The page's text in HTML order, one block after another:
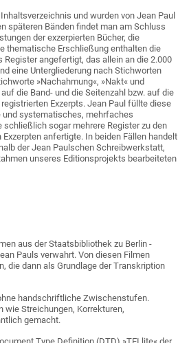
und wurden von Jean Paul
späteren Bänden findet man am Schluss
der exzerpierten Bücher, die
thematische Erschließung enthalten die
Register angefertigt, das allein an die 2.000
eine Untergliederung nach Stichworten
»Nachahmung«, »Nakt« und
die Band- und die Seitenzahl bzw. auf die
Exzerpts. Jean Paul füllte diese
und systematisches, mehrfaches
sogar mehrere Register zu den
anfertigte. In beiden Fällen handelt
der Jean Paulschen Schreibwerkstatt,
unseres Editionsprojekts bearbeiteten
aus der Staatsbibliothek zu Berlin -
Pauls verwahrt. Von diesen Filmen
die dann als Grundlage der Transkription
handschriftliche Zwischenstufen.
wie Streichungen, Korrekturen,
gemacht.